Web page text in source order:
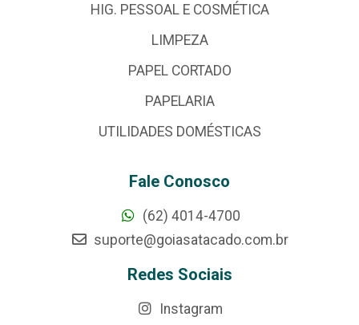
HIG. PESSOAL E COSMÉTICA
LIMPEZA
PAPEL CORTADO
PAPELARIA
UTILIDADES DOMÉSTICAS
Fale Conosco
(62) 4014-4700
suporte@goiasatacado.com.br
Redes Sociais
Instagram